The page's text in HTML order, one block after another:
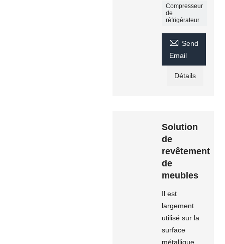
Compresseur
de
réfrigérateur
 Send
Email
Détails
Solution
de
revêtement
de
meubles
Il est
largement
utilisé sur la
surface
métallique